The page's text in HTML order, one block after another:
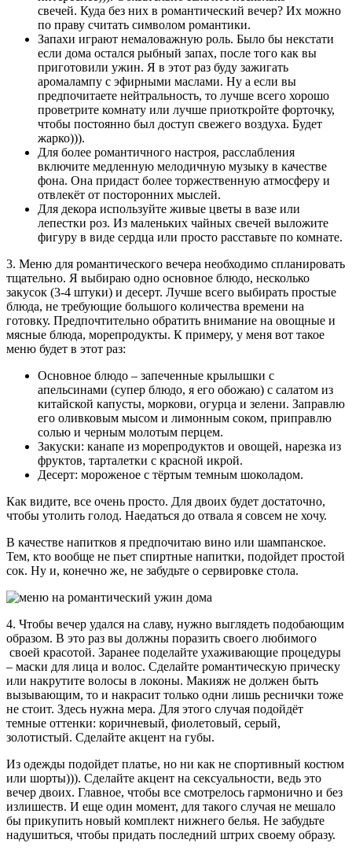
свечей. Куда без них в романтический вечер? Их можно
по праву считать символом романтики.
Запахи играют немаловажную роль. Было бы некстати
если дома остался рыбный запах, после того как вы
приготовили ужин. Я в этот раз буду зажигать
аромалампу с эфирными маслами. Ну а если вы
предпочитаете нейтральность, то лучше всего хорошо
проветрите комнату или лучше приоткройте форточку,
чтобы постоянно был доступ свежего воздуха. Будет
жарко))).
Для более романтичного настроя, расслабления
включите медленную мелодичную музыку в качестве
фона. Она придаст более торжественную атмосферу и
отвлекёт от посторонних мыслей.
Для декора используйте живые цветы в вазе или
лепестки роз. Из маленьких чайных свечей выложите
фигуру в виде сердца или просто расставьте по комнате.
3. Меню для романтического вечера необходимо спланировать
тщательно. Я выбираю одно основное блюдо, несколько
закусок (3-4 штуки) и десерт. Лучше всего выбирать простые
блюда, не требующие большого количества времени на
готовку. Предпочтительно обратить внимание на овощные и
мясные блюда, морепродукты. К примеру, у меня вот такое
меню будет в этот раз:
Основное блюдо – запеченные крылышки с
апельсинами (супер блюдо, я его обожаю) с салатом из
китайской капусты, моркови, огурца и зелени. Заправлю
его оливковым мысом и лимонным соком, приправлю
солью и черным молотым перцем.
Закуски: канапе из морепродуктов и овощей, нарезка из
фруктов, тарталетки с красной икрой.
Десерт: мороженое с тёртым темным шоколадом.
Как видите, все очень просто. Для двоих будет достаточно,
чтобы утолить голод. Наедаться до отвала я совсем не хочу.
В качестве напитков я предпочитаю вино или шампанское.
Тем, кто вообще не пьет спиртные напитки, подойдет простой
сок. Ну и, конечно же, не забудьте о сервировке стола.
4. Чтобы вечер удался на славу, нужно выглядеть подобающим
образом. В это раз вы должны поразить своего любимого
своей красотой. Заранее поделайте ухаживающие процедуры
– маски для лица и волос. Сделайте романтическую прическу
или накрутите волосы в локоны. Макияж не должен быть
вызывающим, то и накрасит только одни лишь реснички тоже
не стоит. Здесь нужна мера. Для этого случая подойдёт
темные оттенки: коричневый, фиолетовый, серый,
золотистый. Сделайте акцент на губы.
Из одежды подойдет платье, но ни как не спортивный костюм
или шорты))). Сделайте акцент на сексуальности, ведь это
вечер двоих. Главное, чтобы все смотрелось гармонично и без
излишеств. И еще один момент, для такого случая не мешало
бы прикупить новый комплект нижнего белья. Не забудьте
надушиться, чтобы придать последний штрих своему образу.